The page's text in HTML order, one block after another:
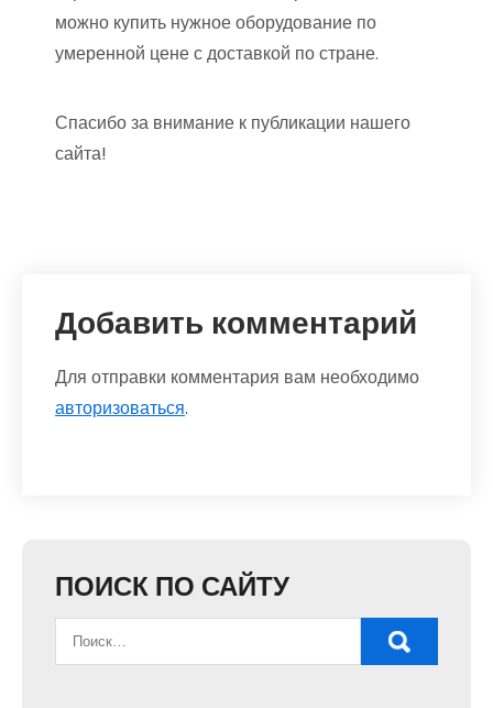
можно купить нужное оборудование по
умеренной цене с доставкой по стране.
Спасибо за внимание к публикации нашего
сайта!
Добавить комментарий
Для отправки комментария вам необходимо
авторизоваться.
ПОИСК ПО САЙТУ